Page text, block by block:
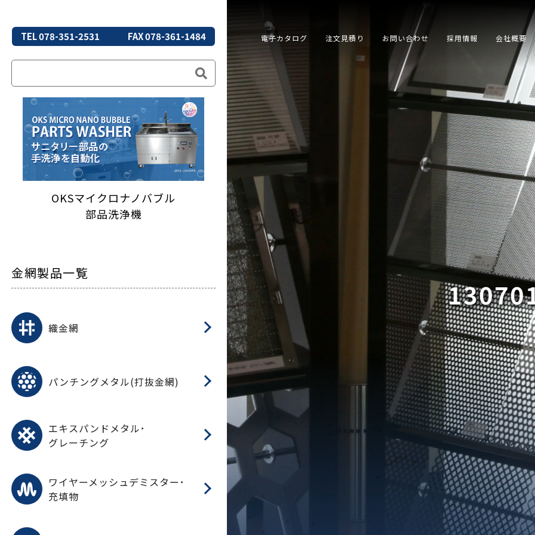
TEL 078-351-2531 FAX 078-361-1484
OKSマイクロナノバブル
部品洗浄機
金網製品一覧
織金網
平織金網
平織金網網目一覧表
綾織金網
綾織金網網目一覧表
特殊線材メッシュ網目一覧
マグネステン
マグネステン 金網網目一覧表
平畳織金網
綾畳織金網
クリンプ織金網
ロッククリンプ織金網
フラットトップ織金網
(滑面式金網)
トンキャップ織金網
(長目金網)
タイロッド織金網
振動篩用金網について
JIS試験用ふるい
ワイヤーネットコンベヤー
菱形金網
亀甲金網
装飾用織金網
ワイヤーゲージ（線番）
織金網加工品
パンチングメタル(打抜金網)
金型パターン
在庫リスト
造粒機及び粉砕機用
遠心分離機用
スーパーパンチング™
SUPER PUNCHING™
スーパーパンチング™
標準金型リスト
スーパーパンチング™
在庫リスト
ODSサニタリーストレーナー™
二相ステンレス鋼パンチング
メタル™
耐摩耗鋼板HARDOX®
エンボス・ディンプル加工
樹脂パンチング™
（プラスチックパンチング）
セレクト カラー・サイズ
樹脂パンチング™（PVC）
オーダーシート
CFRTP
（炭素繊維強化熱可塑性樹
脂）
パンチング™
大開孔率パンチング™
（X-OPEN AREA
PUNCHING）
C.G.P/コンピューター
グラフィックパンチング
開孔率自動計算(%)
重量自動計算(kg)
パンチングメタル加工品
エキスパンドメタル･
グレーチング
エキスパンドメタル
CFRTP EXメッシュ『CF
TON』
グレーチング
ワイヤーメッシュデミスター･
充填物
溶接金網
ファインメッシュ
ファインメッシュ加工品
電子カタログ 注文見積り お問い合わせ 採用情報 会社概要